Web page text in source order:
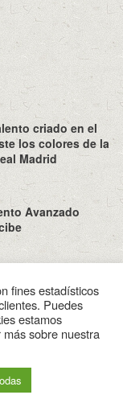
criado en el
los colores de la
Madrid
Avanzado
Legal
fines estadísticos
Puedes
estamos
sobre nuestra